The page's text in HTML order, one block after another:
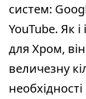
систем:
YouTube. Як і
для Хром,
величезну